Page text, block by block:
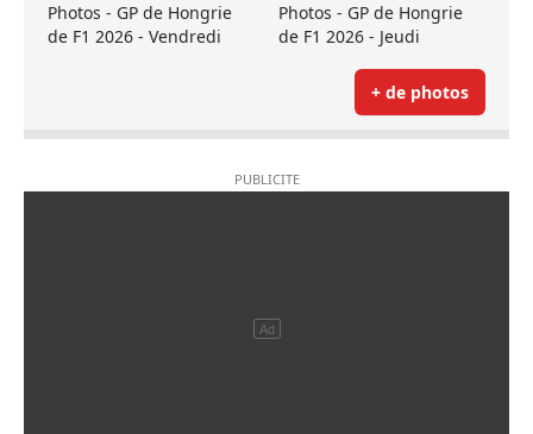
Photos - GP de Hongrie
de F1 2026 - Vendredi
Photos - GP de Hongrie
de F1 2026 - Jeudi
+ de photos